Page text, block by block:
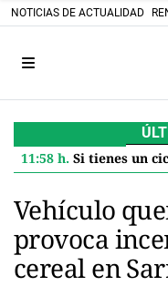
NOTICIAS DE ACTUALIDAD
11:58 h. Si tienes un ciclomotor de gasolina
Vehículo
provoca
cereal en